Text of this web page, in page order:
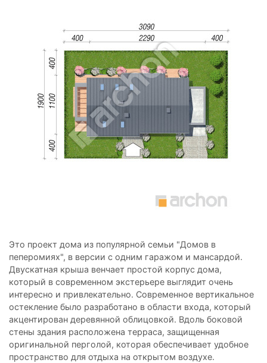
Это проект дома из популярной семьи "Домов в
пеперомиях", в версии с одним гаражом и мансардой.
Двускатная крыша венчает простой корпус дома,
который в современном экстерьере выглядит очень
интересно и привлекательно. Современное вертикальное
остекление было разработано в области входа, который
акцентирован деревянной облицовкой. Вдоль боковой
стены здания расположена терраса, защищенная
оригинальной перголой, которая обеспечивает удобное
пространство для отдыха на открытом воздухе.